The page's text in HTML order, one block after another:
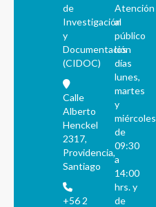
de
Investigación
y
Documentación
(CIDOC)
Calle
Alberto
Henckel
2317,
Providencia,
Santiago
+56 2
Atención
al
público
los
días
lunes,
martes
y
miércoles
de
09:30
a
14:00
hrs. y
de